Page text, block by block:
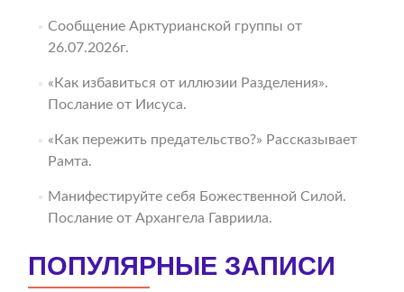
Сообщение Арктурианской группы от
26.07.2026г.
«Как избавиться от иллюзии Разделения».
Послание от Иисуса.
«Как пережить предательство?» Рассказывает
Рамта.
Манифестируйте себя Божественной Силой.
Послание от Архангела Гавриила.
ПОПУЛЯРНЫЕ ЗАПИСИ